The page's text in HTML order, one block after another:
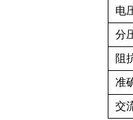
电
分
阻
准
交